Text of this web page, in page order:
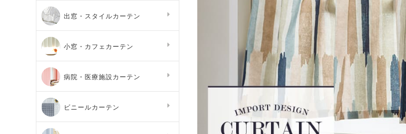
出窓・スタイルカーテン
小窓・カフェカーテン
病院・医療施設カーテン
ビニールカーテン